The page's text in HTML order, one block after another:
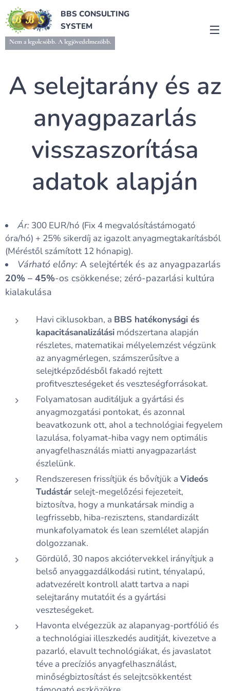
BBS CONSULTING
SYSTEM
Nem a legolcsóbb. A legjövedelmezőbb.
A selejtarány és az
anyagpazarlás
visszaszorítása
adatok alapján
Ár: 300 EUR/hó (Fix 4 megvalósítástámogató
óra/hó) + 25% sikerdíj az igazolt anyagmegtakarításból
(Méréstől számított 12 hónapig).
Várható előny: A selejtérték és az anyagpazarlás
20% – 45%-os csökkenése; zéró-pazarlási kultúra
kialakulása
Havi ciklusokban, a BBS hatékonysági és
kapacitásanalizálási módszertana alapján
részletes, matematikai mélyelemzést végzünk
az anyagmérlegen, számszerűsítve a
selejtképződésből fakadó rejtett
profitveszteségeket és veszteségforrásokat.
Folyamatosan auditáljuk a gyártási és
anyagmozgatási pontokat, és azonnal
beavatkozunk ott, ahol a technológiai fegyelem
lazulása, folyamat-hiba vagy nem optimális
anyagfelhasználás miatti anyagpazarlást
észlelünk.
Rendszeresen frissítjük és bővítjük a Videós
Tudástár selejt-megelőzési fejezeteit,
biztosítva, hogy a munkatársak mindig a
legfrissebb, hiba-rezisztens, standardizált
munkafolyamatok és lean szemlélet alapján
dolgozzanak.
Gördülő, 30 napos akciótervekkel irányítjuk a
belső anyaggazdálkodási rutint, tényalapú,
adatvezérelt kontroll alatt tartva a napi
selejtarány mutatóit és a gyártási
veszteségeket.
Havonta elvégezzük az alapanyag-portfólió és
a technológiai illeszkedés auditját, kivezetve a
pazarló, elavult technológiákat, és javaslatot
téve a precíziós anyagfelhasználást,
minőségbiztosítást és selejtcsökkentést